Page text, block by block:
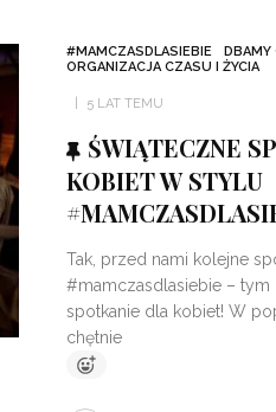
#MAMCZASDLASIEBIE
DBAMY
ORGANIZACJA CZASU I ŻYCIA
5 LAT TEMU
ŚWIĄTECZNE
KOBIET W STYLU
Tak, przed nami kolejne
#mamczasdlasiebie – tym
spotkanie dla kobiet! W
chętnie